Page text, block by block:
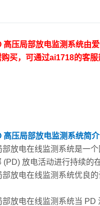
压局部放电监测系统由
买，可通过ai1718的客服
压局部放电监测系统简介
部放电在线监测系统是一
放电活动进行持续的
部放电在线监测系统优良
放电在线监测系统当